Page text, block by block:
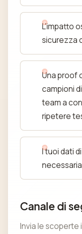
L'impatto
sicurezza
Una proof
campioni
team a
ripetere
I tuoi dati
Canale di
Invia le scoperte